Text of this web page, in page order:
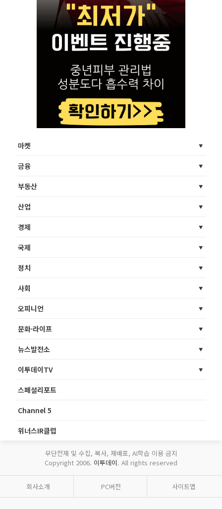
마켓
금융
부동산
산업
경제
국제
정치
사회
오피니언
문화·라이프
뉴스발전소
이투데이TV
스페셜리포트
Channel 5
위너스IR클럽
무단전재 및 수집, 복사, 재배포, AI학습 이용 금지
Copyright 2006. 이투데이. All rights reserved
회사소개 PC버전 사이트맵